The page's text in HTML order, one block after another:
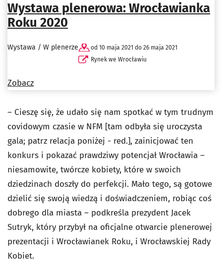
Wystawa plenerowa: Wrocławianka
Roku 2020
Wystawa / W plenerze
od 10 maja 2021 do 26 maja 2021
Rynek we Wrocławiu
Zobacz
– Cieszę się, że udało się nam spotkać w tym trudnym
covidowym czasie w NFM [tam odbyła się uroczysta
gala; patrz relacja poniżej - red.], zainicjować ten
konkurs i pokazać prawdziwy potencjał Wrocławia –
niesamowite, twórcze kobiety, które w swoich
dziedzinach doszły do perfekcji. Mało tego, są gotowe
dzielić się swoją wiedzą i doświadczeniem, robiąc coś
dobrego dla miasta – podkreśla prezydent Jacek
Sutryk, który przybył na oficjalne otwarcie plenerowej
prezentacji i Wrocławianek Roku, i Wrocławskiej Rady
Kobiet.